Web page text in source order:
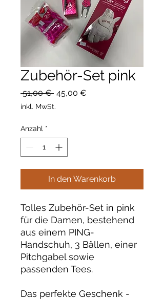
Zubehör-Set pink
51,00 € Standardpreis
45,00 €
inkl. MwSt.
Anzahl *
In den Warenkorb
Tolles Zubehör-Set in pink
für die Damen, bestehend
aus einem PING-
Handschuh, 3 Bällen, einer
Pitchgabel sowie
passenden Tees.
Das perfekte Geschenk -